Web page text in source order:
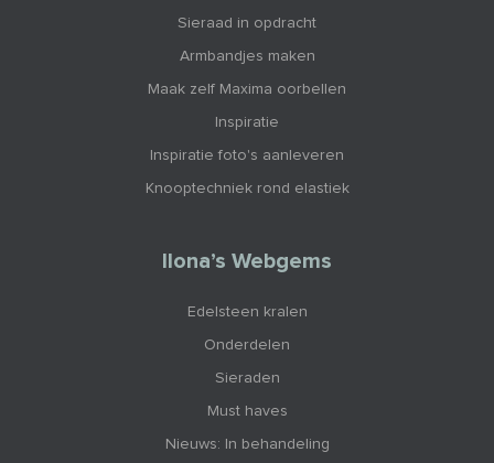
Sieraad in opdracht
Armbandjes maken
Maak zelf Maxima oorbellen
Inspiratie
Inspiratie foto's aanleveren
Knooptechniek rond elastiek
Ilona’s Webgems
Edelsteen kralen
Onderdelen
Sieraden
Must haves
Nieuws: In behandeling